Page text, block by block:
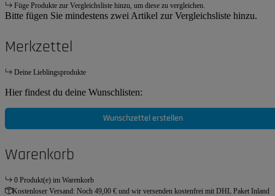
Füge Produkte zur Vergleichsliste hinzu, um diese zu vergleichen.
Bitte fügen Sie mindestens zwei Artikel zur Vergleichsliste hinzu.
Merkzettel
Deine Lieblingsprodukte
Hier findest du deine Wunschlisten:
Wunschzettel erstellen
Warenkorb
0 Produkt(e) im Warenkorb
Kostenloser Versand: Noch 49,00 € und wir versenden kostenfrei mit DHL Paket Inland